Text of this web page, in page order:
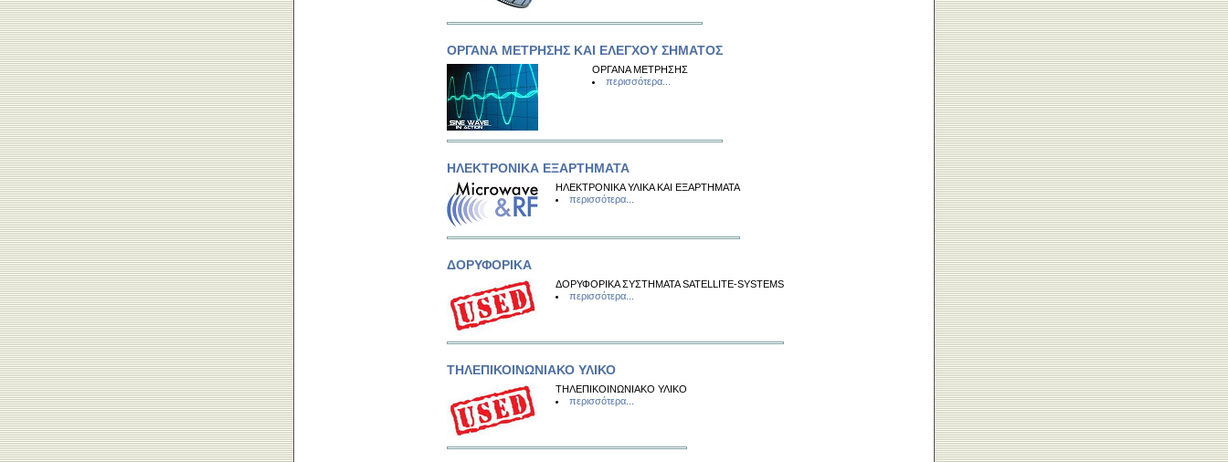
ΟΡΓΑΝΑ ΜΕΤΡΗΣΗΣ ΚΑΙ ΕΛΕΓΧΟΥ ΣΗΜΑΤΟΣ
ΟΡΓΑΝΑ ΜΕΤΡΗΣΗΣ
περισσότερα...
ΗΛΕΚΤΡΟΝΙΚΑ ΕΞΑΡΤΗΜΑΤΑ
ΗΛΕΚΤΡΟΝΙΚΑ ΥΛΙΚΑ ΚΑΙ ΕΞΑΡΤΗΜΑΤΑ
περισσότερα...
ΔΟΡΥΦΟΡΙΚΑ
ΔΟΡΥΦΟΡΙΚΑ ΣΥΣΤΗΜΑΤΑ SATELLITE-SYSTEMS
περισσότερα...
ΤΗΛΕΠΙΚΟΙΝΩΝΙΑΚΟ ΥΛΙΚΟ
ΤΗΛΕΠΙΚΟΙΝΩΝΙΑΚΟ ΥΛΙΚΟ
περισσότερα...